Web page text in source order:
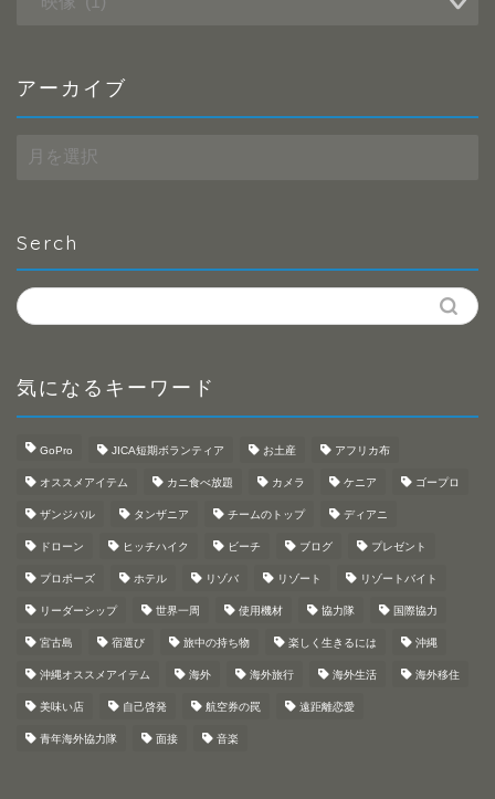
アーカイブ
ー
ブ
Serch
気になるキーワード
GoPro JICA短期ボランティア お土産 アフリカ布
オススメアイテム カニ食べ放題 カメラ ケニア ゴープロ
ザンジバル タンザニア チームのトップ ディアニ
ドローン ヒッチハイク ビーチ ブログ プレゼント
プロポーズ ホテル リゾバ リゾート リゾートバイト
リーダーシップ 世界一周 使用機材 協力隊 国際協力
宮古島 宿選び 旅中の持ち物 楽しく生きるには 沖縄
沖縄オススメアイテム 海外 海外旅行 海外生活 海外移住
美味い店 自己啓発 航空券の罠 遠距離恋愛
青年海外協力隊 面接 音楽